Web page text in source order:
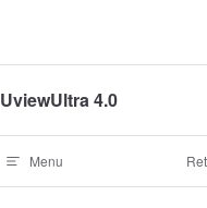
UviewUltra 4.0
Menu